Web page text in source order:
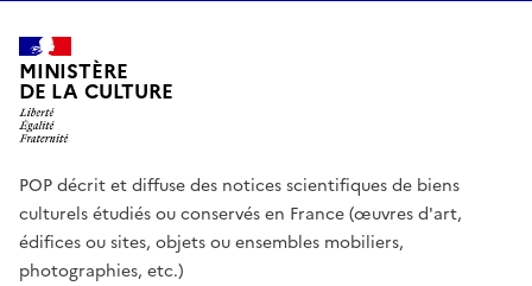
MINISTÈRE
DE LA CULTURE
POP décrit et diffuse des notices scientifiques de biens
culturels étudiés ou conservés en France (œuvres d'art,
édifices ou sites, objets ou ensembles mobiliers,
photographies, etc.)